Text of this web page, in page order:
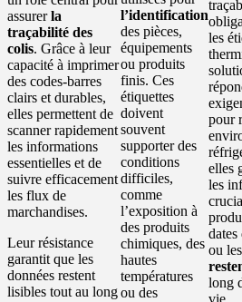
assurerla
traçabilité des
colis. Grâce à leur
capacité à imprimer
des codes-barres
clairs et durables,
elles permettent de
scanner rapidement
les informations
essentielles et de
suivre efficacement
les flux de
marchandises.
Leur résistance
garantit que les
données restent
lisibles tout au long
l’identification
des pièces,
équipements
ou produits
finis. Ces
étiquettes
doivent
souvent
supporter des
conditions
difficiles,
comme
l’exposition à
des produits
chimiques, des
hautes
températures
ou des
les
pour
elles
les
ou
long